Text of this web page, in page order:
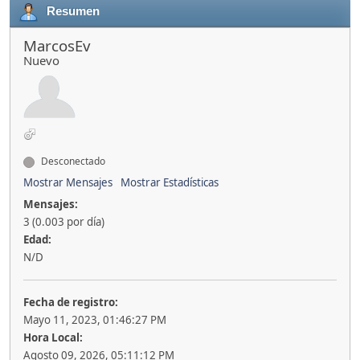
Resumen
MarcosEv
Nuevo
Desconectado
Mostrar Mensajes
Mostrar Estadísticas
Mensajes:
3 (0.003 por día)
Edad:
N/D
Fecha de registro:
Mayo 11, 2023, 01:46:27 PM
Hora Local:
Agosto 09, 2026, 05:11:12 PM